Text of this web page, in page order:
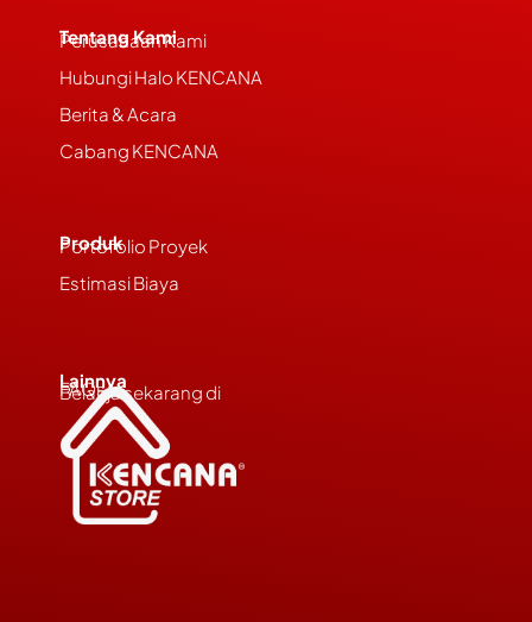
Tentang Kami
Perusahaan Kami
Hubungi Halo KENCANA
Berita & Acara
Cabang KENCANA
Produk
Portofolio Proyek
Estimasi Biaya
Lainnya
FAQs
Belanja sekarang di